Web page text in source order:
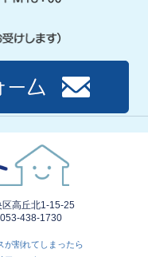
高丘北1-15-25
438-1730
が割れてしまったら